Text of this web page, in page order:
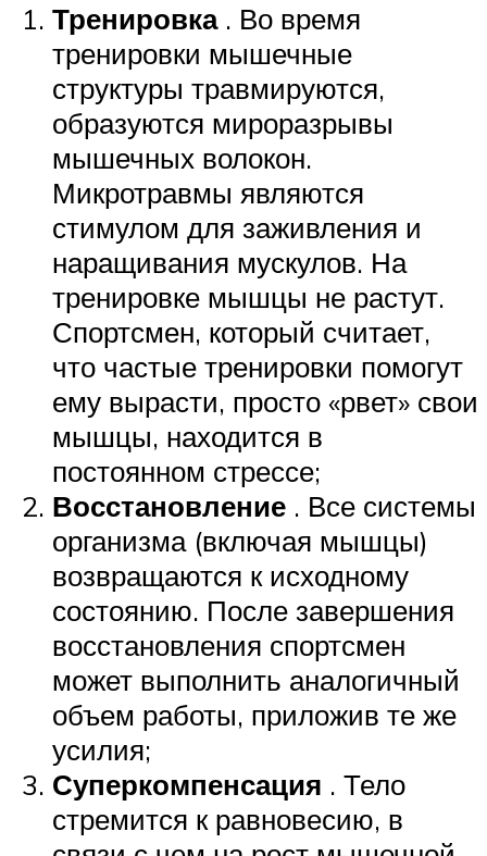
Тренировка. Во время
тренировки мышечные
структуры травмируются,
образуются мироразрывы
мышечных волокон.
Микротравмы являются
стимулом для заживления и
наращивания мускулов. На
тренировке мышцы не растут.
Спортсмен, который считает,
что частые тренировки помогут
ему вырасти, просто «рвет» свои
мышцы, находится в
постоянном стрессе;
Восстановление . Все системы
организма (включая мышцы)
возвращаются к исходному
состоянию. После завершения
восстановления спортсмен
может выполнить аналогичный
объем работы, приложив те же
усилия;
Суперкомпенсация . Тело
стремится к равновесию, в